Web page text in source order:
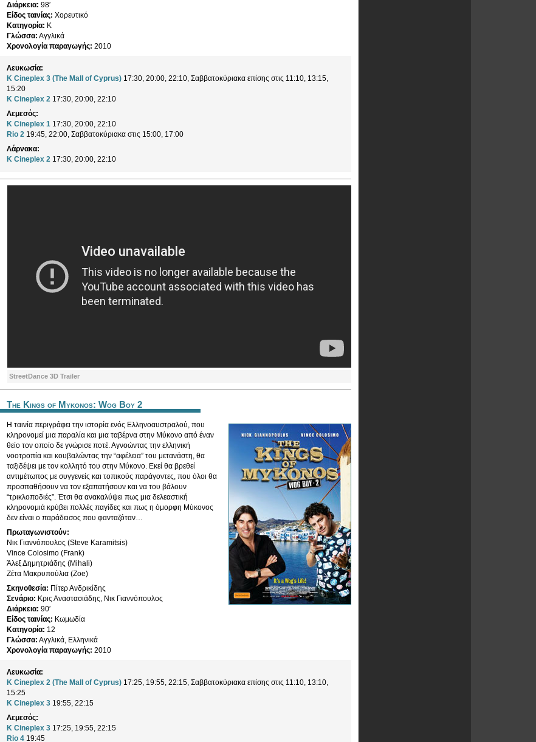
Διάρκεια: 98′
Είδος ταινίας: Χορευτικό
Κατηγορία: K
Γλώσσα: Αγγλικά
Χρονολογία παραγωγής: 2010
Λευκωσία:
K Cineplex 3 (The Mall of Cyprus) 17:30, 20:00, 22:10, Σαββατοκύριακα επίσης στις 11:10, 13:15,
15:20
K Cineplex 2 17:30, 20:00, 22:10
Λεμεσός:
K Cineplex 1 17:30, 20:00, 22:10
Rio 2 19:45, 22:00, Σαββατοκύριακα στις 15:00, 17:00
Λάρνακα:
K Cineplex 2 17:30, 20:00, 22:10
StreetDance 3D Trailer
The Kings of Mykonos: Wog Boy 2
Η ταινία περιγράφει την ιστορία ενός Ελληνοαυστραλού, που
κληρονομεί μια παραλία και μια ταβέρνα στην Μύκονο από έναν
θείο τον οποίο δε γνώρισε ποτέ. Αγνοώντας την ελληνική
νοοτροπία και κουβαλώντας την “αφέλεια” του μετανάστη, θα
ταξιδέψει με τον κολλητό του στην Μύκονο. Εκεί θα βρεθεί
αντιμέτωπος με συγγενείς και τοπικούς παράγοντες, που όλοι θα
προσπαθήσουν να τον εξαπατήσουν και να του βάλουν
“τρικλοποδιές”. Έτσι θα ανακαλύψει πως μια δελεαστική
κληρονομιά κρύβει πολλές παγίδες και πως η όμορφη Μύκονος
δεν είναι ο παράδεισος που φανταζόταν…
Πρωταγωνιστούν:
Νικ Γιαννόπουλος (Steve Karamitsis)
Vince Colosimo (Frank)
Άλεξ Δημητριάδης (Mihali)
Ζέτα Μακρυπούλια (Zoe)
Σκηνοθεσία: Πίτερ Ανδρικίδης
Σενάριο: Κρις Αναστασιάδης, Νικ Γιαννόπουλος
Διάρκεια: 90′
Είδος ταινίας: Κωμωδία
Κατηγορία: 12
Γλώσσα: Αγγλικά, Ελληνικά
Χρονολογία παραγωγής: 2010
Λευκωσία:
K Cineplex 2 (The Mall of Cyprus) 17:25, 19:55, 22:15, Σαββατοκύριακα επίσης στις 11:10, 13:10,
15:25
K Cineplex 3 19:55, 22:15
Λεμεσός:
K Cineplex 3 17:25, 19:55, 22:15
Rio 4 19:45